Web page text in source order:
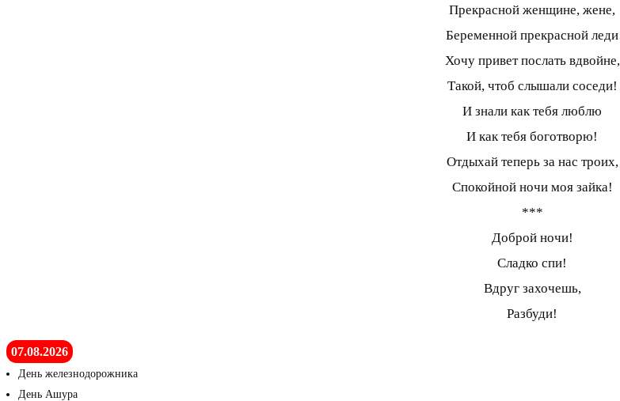
Прекрасной женщине, жене,
Беременной прекрасной леди
Хочу привет послать вдвойне,
Такой, чтоб слышали соседи!
И знали как тебя люблю
И как тебя боготворю!
Отдыхай теперь за нас троих,
Спокойной ночи моя зайка!
***
Доброй ночи!
Сладко спи!
Вдруг захочешь,
Разбуди!
07.08.2026
День железнодорожника
День Ашура